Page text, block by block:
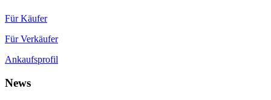
Für Käufer
Für Verkäufer
Ankaufsprofil
News